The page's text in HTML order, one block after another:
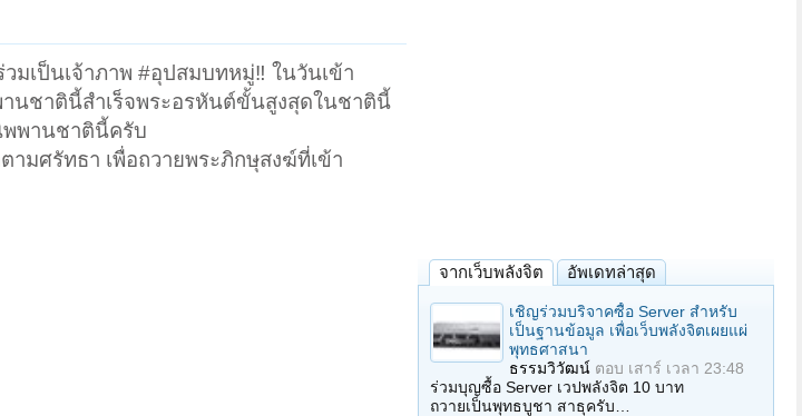
เป็นเจ้าภาพ #อุปสมบทหมู่‼️ ในวันเข้า
นชาตินี้สำเร็จพระอรหันต์ขั้นสูงสุดในชาตินี้
พพานชาตินี้ครับ
มศรัทธา เพื่อถวายพระภิกษุสงฆ์ที่เข้า
จากเว็บพลังจิต อัพเดทล่าสุด
เชิญร่วมบริจาคซื้อ Server สำหรับ
เป็นฐานข้อมูล เพื่อเว็บพลังจิตเผยแผ่
พุทธศาสนา
ธรรมวิวัฒน์ ตอบ เสาร์ เวลา 23:48
ร่วมบุญซื้อ Server เวปพลังจิต 10 บาท
ถวายเป็นพุทธบูชา สาธุครับ…